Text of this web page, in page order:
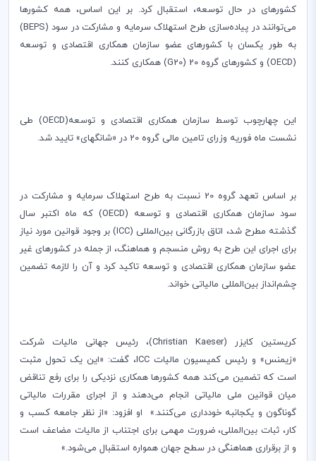
کشورهای در حال توسعه، استقبال کرد. بر این اساس، همه کشورها
می‌توانند در پیادهسازی طرح استهلاک سرمایه و مشارکت در سود (BEPS
)
به طور یکسان با کشورهای عضو سازمان همکاری اقتصادی و توسعه
(
OECD) و کشورهای گروه 20 ( G20) همکاری کنند.
این چهارچوب توسط سازمان همکاری اقتصادی و توسعه(OECD) طی
نشست ماه فوریه وزرای تامین مالی گروه 20 در «شانگهای» تایید شد.
بر اساس تعهد گروه 20 نسبت به طرح استهلاک سرمایه و مشارکت در
سود سازمان همکاری اقتصادی و توسعه (OECD) که ماه اکتبر سال
گذشته مطرح شد، اتاق بازرگانی بین‌المللی (ICC) بر وجود قوانین مورد نیاز
برای اجرای این طرح به روش منسجم و هماهنگ، از جمله در کشورهای غیر
عضو سازمان همکاری اقتصادی و توسعه تاکید کرد و آن را لازمه تضمین
چشم‌انداز بین‌المللی مالیاتی خواند.
کریستین کایزر (Christian Kaeser)، رئیس جهانی مالیات شرکت
«زیمنس» و رئیس کمیسیون مالیات ICC، گفت: «این یک تحول مثبت
است که تضمین می‌کند همه کشورها همکاری نزدیکی را برای رفع تناقض
میان قوانین ملی مالیاتی انجام می‌دهند و از اجرای مقررات مالیاتی
گوناگون و یکجانبه خودداری می‌کنند.» او افزود: «از نظر جامعه کسب و
کار، ثبات بین‌المللی، ضرورت مهمی برای اجتناب از مالیات مضاعف است
و از برقراری هماهنگی در سطح جهان همواره استقبال می‌شود.»